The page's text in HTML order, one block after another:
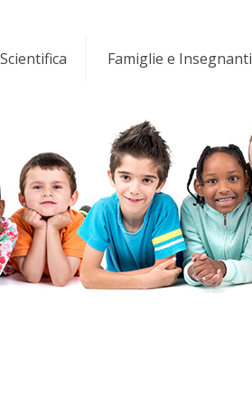
Famiglie e Insegnanti